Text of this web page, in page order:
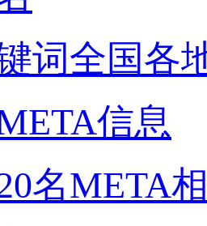
词全国各
信息
名META